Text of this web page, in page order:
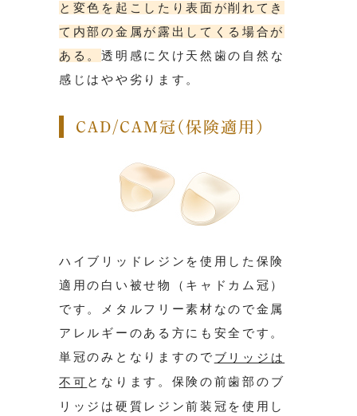
と変色を起こしたり表面が削れてき
て内部の金属が露出してくる場合が
ある。透明感に欠け天然歯の自然な
感じはやや劣ります。
CAD/CAM冠(保険適用）
ハイブリッドレジンを使用した保険
適用の白い被せ物（キャドカム冠）
です。メタルフリー素材なので金属
アレルギーのある方にも安全です。
単冠のみとなりますので ブリッジは
不可 となります。保険の前歯部のブ
リッジは硬質レジン前装冠を使用し